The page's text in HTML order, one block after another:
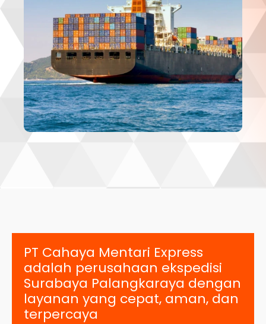
PT Cahaya Mentari Express
adalah perusahaan ekspedisi
Surabaya Palangkaraya dengan
layanan yang cepat, aman, dan
terpercaya